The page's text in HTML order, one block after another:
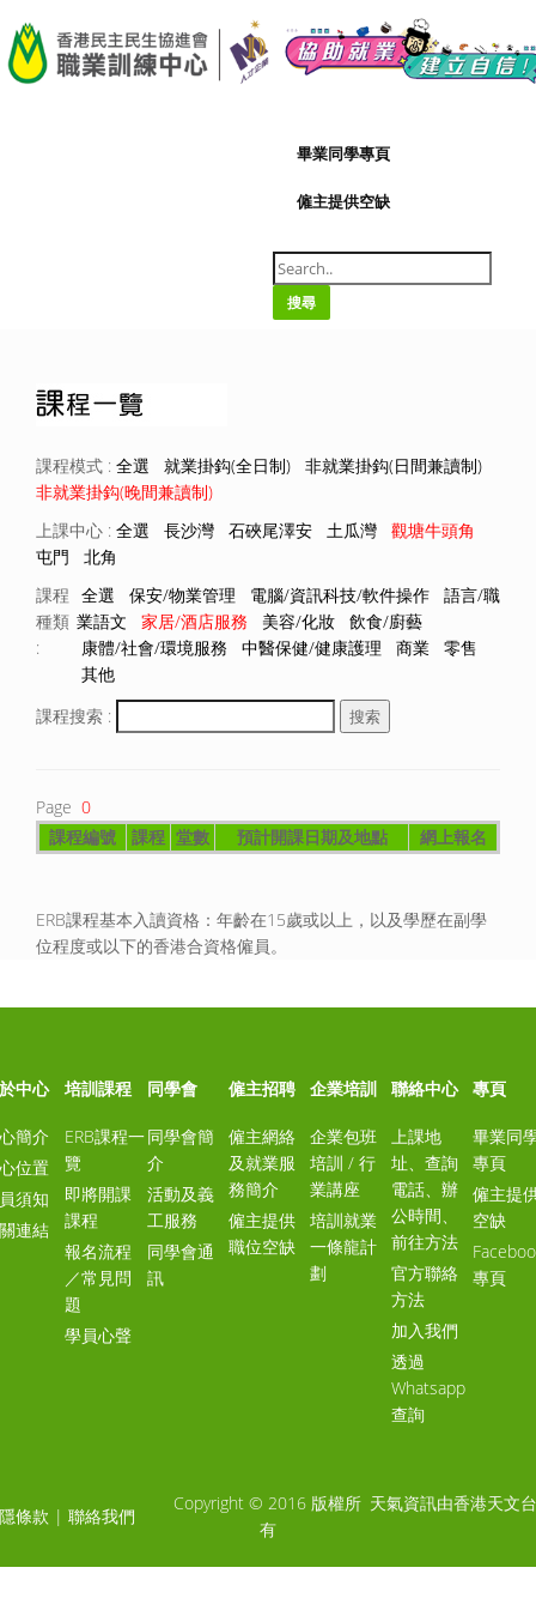
A- | A+
畢業同學專頁
僱主提供空缺
搜尋
課程模式 : 全選 就業掛鈎(全日制)
非就業掛鈎(日間兼讀制)
非就業掛鈎(晚間兼讀制)
上課中心 : 全選 長沙灣 石硤尾澤安 土瓜灣
觀塘牛頭角
屯門
北角
課程
種類
:
全選 保安/物業管理 電腦/資訊科技/軟件操作
語言/職
業語文
家居/酒店服務 美容/化妝
飲食/廚藝
康體/社會/環境服務
中醫保健/健康護理 商業
零售
其他
課程搜索 :
Page 0
課程編號
課程 堂數 預計開課日期及地點 網上報名
ERB課程基本入讀資格：年齡在15歲或以上，以及學歷在副學
位程度或以下的香港合資格僱員。
中心
簡介
位置
須知
連結
培訓課程
ERB課程一
覽
即將開課
課程
報名流程
／常見問
題
學員心聲
同學會
同學會簡
介
活動及義
工服務
同學會通
訊
僱主招聘
僱主網絡
及就業服
務簡介
僱主提供
職位空缺
企業培訓
企業包班
培訓 / 行
業講座
培訓就業
一條龍計
劃
聯絡中心
上課地
址、查詢
電話、辦
公時間、
前往方法
官方聯絡
方法
加入我們
透過
Whatsapp
查詢
專頁
畢業同
專頁
僱主提
空缺
專頁
條款 | 聯絡我們
Copyright © 2016 版權所
有
天氣資訊由香港天文